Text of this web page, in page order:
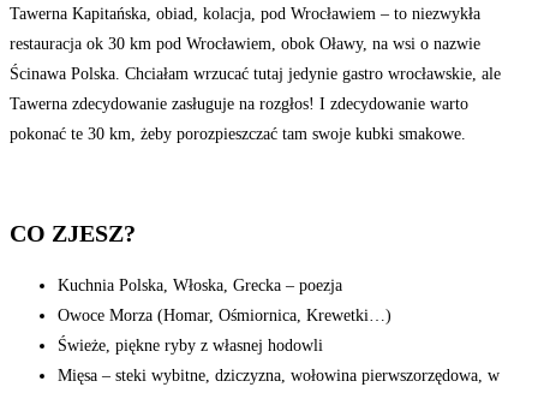
Tawerna Kapitańska, obiad, kolacja, pod Wrocławiem – to niezwykła
restauracja ok 30 km pod Wrocławiem, obok Oławy, na wsi o nazwie
Ścinawa Polska. Chciałam wrzucać tutaj jedynie gastro wrocławskie, ale
Tawerna zdecydowanie zasługuje na rozgłos! I zdecydowanie warto
pokonać te 30 km, żeby porozpieszczać tam swoje kubki smakowe.
CO ZJESZ?
Kuchnia Polska, Włoska, Grecka – poezja
Owoce Morza (Homar, Ośmiornica, Krewetki…)
Świeże, piękne ryby z własnej hodowli
Mięsa – steki wybitne, dziczyzna, wołowina pierwszorzędowa, w